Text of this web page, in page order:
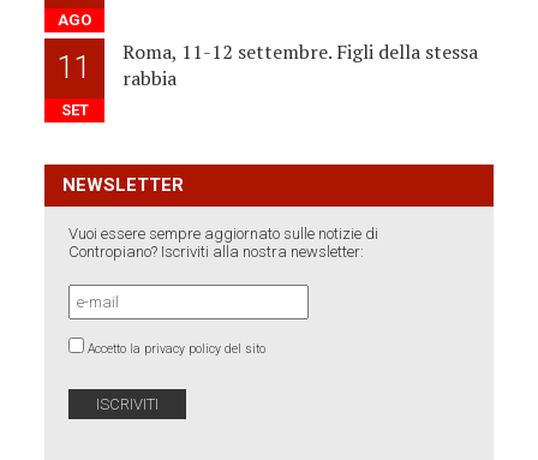
AGO
11
SET
Roma, 11-12 settembre. Figli della stessa
rabbia
NEWSLETTER
Vuoi essere sempre aggiornato sulle notizie di
Contropiano? Iscriviti alla nostra newsletter:
Accetto la privacy policy del sito